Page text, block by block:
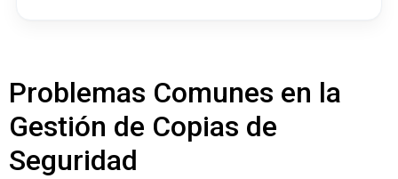
Problemas Comunes en la
Gestión de Copias de
Seguridad